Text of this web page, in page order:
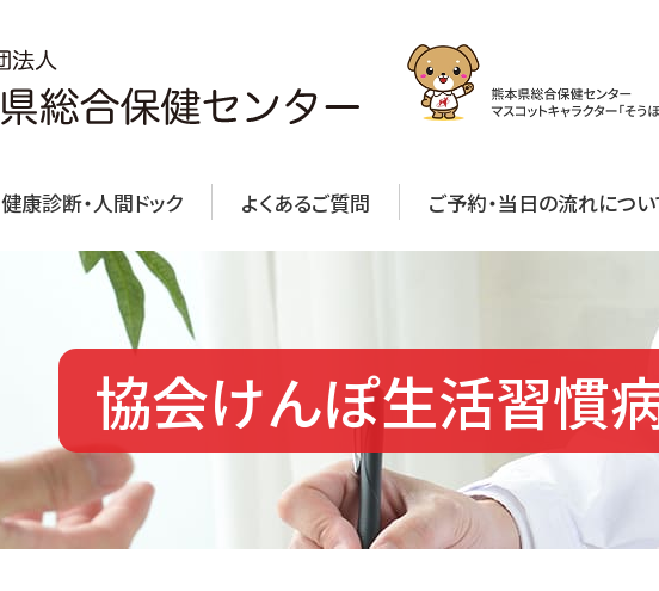
健康診断・人間ドック よくあるご質問 ご予約・当日の流れについ
協会けんぽ生活習慣